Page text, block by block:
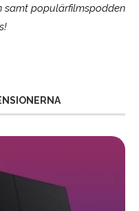
samt populärfilmspodden